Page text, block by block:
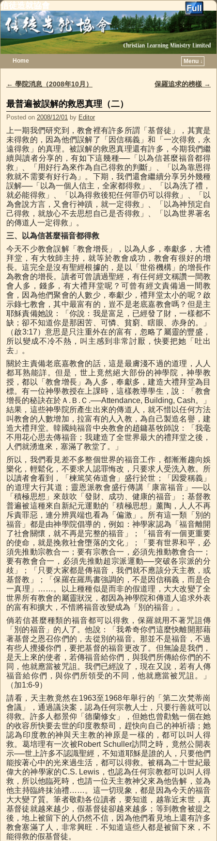
信徒造就協會
Home
Menu ↓
Post navigation
← 學院消息（2008年10月） 保羅追求的榜樣 →
最普遍被誤解的救恩真理（二）
Posted on 2008/12/01 by Editor
上一期我們研究到，教會裡有許多所謂「基督徒」，其實是
未得救的，因為他們誤解了「因信稱義」和「一次得救，永
遠得救」的真理。被誤解的救恩真理還有許多，今期我們繼
續與讀者分享的，有如下這幾種──「以為信甚麼福音都得
救」、「用好行為來作為自己得救的判斷」、「以為靠恩得
救就不需要有好行為」。下期，我們還會繼續分享另外幾種
誤解──「以為一個人信主，全家都得救」、「以為洗了禮，
就必能得救」、「以為得救後犯任何罪仍可以得救」、「以
為會說方言，又會行神蹟，就一定得救」、「以為神預定自
己得救，就放心不去思想自己是否得救」、「以為世界著名
的傳道人一定得救」。
三、以為信甚麼福音都得救
今天不少教會誤解「教會增長」，以為人多，奉獻多，大禮
拜堂，有大牧師主持，就等於教會成功，教會有很好的增
長。這完全是沒有聖經根據的，是以「世俗機構」的增長作
為教會的增長。讀者可曾讀過聖經，有任何經文稱讚一間教
會人多，錢多，有大禮拜堂呢？可曾有經文責備過一間教
會，因為他們聚會的人數少，奉獻少，禮拜堂太小的呢？啟
示錄七教會，其中最富有的，豈不是老底嘉教會嗎？但是主
耶穌責備她說：「你說：我是富足，已經發了財，一樣都不
缺；卻不知道你是那困苦、可憐、貧窮、瞎眼、赤身的。」
（啟3:17）意思是只注重外在的富有，忽略了屬靈的豐盛，
所以變成不冷不熱，叫主感到非常討厭，快要把她「吐出
去」。
關於主責備老底嘉教會的話，這是最膚淺不過的道理，人人
都耳熟能詳。但是，世上竟然絕大部份的神學院，神學教
授，都以「教會增長」為人多，奉獻多，建造大禮拜堂為目
標。有一位神學教授在上課時，這樣教導學生，說：「教會
增長的秘訣在於Ａ.Ｂ.Ｃ.──Attendance, Building, Cash。」
結果，這些神學院所產生出來的傳道人，就不惜以任何方法
叫教會的人數增加，拉富有的人入教，為自己製造名譽，建
造大禮拜堂。韓國純福音中央教會的趙鏞基牧師說：「我毫
不用花心思去傳福音；我建造了全世界最大的禮拜堂之後，
人們就湧進來，塞滿了教堂了。」
所以，我們看見差不多整個世界的福音工作，都漸漸趨向娛
樂化，輕鬆化，不要求人認罪悔改，只要求人受洗入教。所
以讀者會看到，「楝篤笑佈道會」盛行於世；「因愛稱義」
的道理大行其道；靈恩派教會盛行傳講「康富福音」──以
「積極思想」來鼓吹「發財、成功、健康的福音」；基督教
普遍被這種來自新紀元運動的「積極思想」薰陶，人人不再
斥責罪惡，連分辨異端也看為「偏激」。所有這一類「別的
福音」都是由神學院倡導的，例如：神學家認為「福音離開
了社會關懷，就不再是完整的福音」；「福音有一個更重要
的使命，就是挽救社會墮落的文化」；「要有世界和平，必
須先推動宗教合一；要有宗教合一，必須先推動教會合一；
要有教會合一，必須先推動超宗派運動──突破各宗派的分
歧」；「只要大家都是傳福音，我們就不應該分天主教，或
基督教」；「保羅在羅馬書強調的，不是因信稱義，而是合
一真理」……。以上種種似是而非的假道理，大大改變了全
世界所有教會的屬靈狀況，都因為神學院和傳道人追求外表
的富有和擴大，不惜將福音改變成為「別的福音」。
倘若信甚麼種類的福音都可以得救，保羅就用不著咒詛傳
「別的福音」的人了。他說：「我希奇你們這麼快離開那藉
著基督之恩召你們的，去從別的福音。那並不是福音，不過
有些人攪擾你們，要把基督的福音更改了。但無論是我們，
是天上來的使者，若傳福音給你們，與我們所傳給你們的不
同，他就應當被咒詛。我們已經說了，現在又說，若有人傳
福音給你們，與你們所領受的不同，他就應當被咒詛。」
（加1:6-9）
請看，天主教竟然在1963至1968年舉行的「第二次梵蒂崗
會議」，通過議決案，認為任何宗教人士，只要行善就可以
得救。許多人都景仰「德蘭修女」，但她也曾勸勉一個在她
的收容所快要去世的印度教祭司，趕快向自己的神祈禱；她
認為印度教的神與天主教的神原是一樣的，都可以叫人得
救。葛培理有一次被Robert Schuller訪問之時，竟然公開表
示──世上許多不認識聖經，不知道耶穌是誰的人，只要他們
能按著心中的光來過生活，都可以得救。被稱為二十世紀最
偉大的神學家的C.S. Lewis，也認為任何宗教都可以叫人得
救，所以他臨死時，也請一位天主教神父來為他告解，並為
他主持臨終抹油禮……。這一切現象，都是因為今天的福音
大大變了質。筆者敬勸各位讀者，要知道，越靠近末世，真
基督徒就越來越少，假基督徒卻越來越多；等到教會被提之
後，地上被留下的人仍然不信，因為他們看見地上還有許多
教會塞滿了人，非常興旺．不知道這些人都是被留下來，不
能得救的假基督徒。